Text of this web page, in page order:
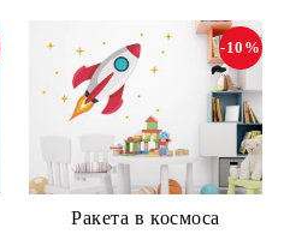
Ракета в космоса
-10%